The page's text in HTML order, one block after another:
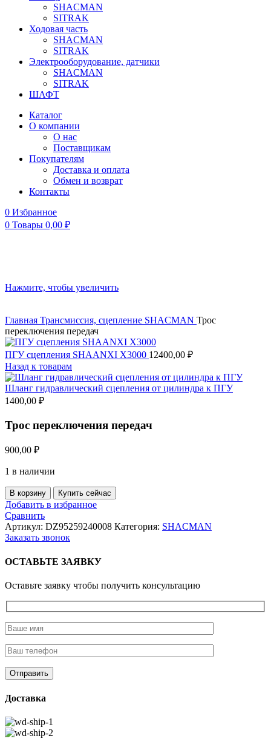
SHACMAN
SITRAK
Ходовая часть
SHACMAN
SITRAK
Электрооборудование, датчики
SHACMAN
SITRAK
ШАФТ
Каталог
О компании
О нас
Поставщикам
Покупателям
Доставка и оплата
Обмен и возврат
Контакты
0 Избранное
0 Товары 0,00 ₽
Нажмите, чтобы увеличить
Главная Трансмиссия, сцепление SHACMAN Трос
переключения передач
ПГУ сцепления SHAANXI Х3000 12400,00 ₽
Назад к товарам
Шланг гидравлический сцепления от цилиндра к ПГУ
1400,00 ₽
Трос переключения передач
900,00 ₽
1 в наличии
Количество
товара
Трос
переключения
передач
В корзину Купить сейчас
Добавить в избранное
Сравнить
Артикул: DZ95259240008 Категория: SHACMAN
Заказать звонок
ОСТАВЬТЕ ЗАЯВКУ
Оставьте заявку чтобы получить консультацию
Доставка